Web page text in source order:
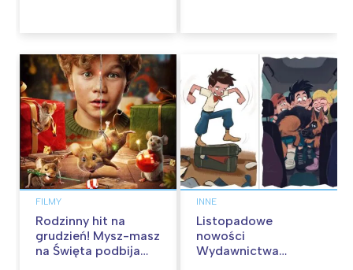
FILMY
Rodzinny hit na
grudzień! Mysz-masz
na Święta podbija
INNE
Listopadowe
nowości
Wydawnictwa